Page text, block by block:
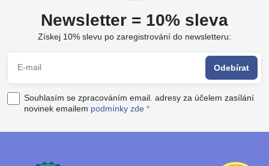
Newsletter = 10% sleva
Získej 10% slevu po zaregistrování do newsletteru:
Odebírat
Souhlasím se zpracováním email. adresy za účelem zasílání
novinek emailem podmínky zde *